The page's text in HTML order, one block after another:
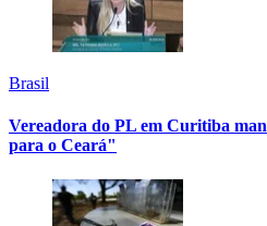
Brasil
Vereadora do PL em Curitiba
para o Ceará"